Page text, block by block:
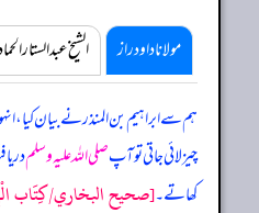
مولانا داود راز الشیخ عبدالستار
ہم سے ابراہیم بن المنذر نے بیان
چیز لائی جاتی تو آپصلی اللہ علیہ وسلم
کھاتے۔[صحيح البخاري/كِتَاب